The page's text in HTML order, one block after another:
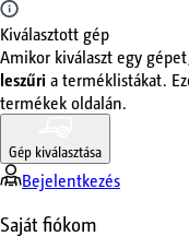
Kiválasztott gép
Amikor kiválaszt egy
leszűria terméklistákat.
termékek oldalán.
Gép kiválasztása
Bejelentkezés
Saját fiókom